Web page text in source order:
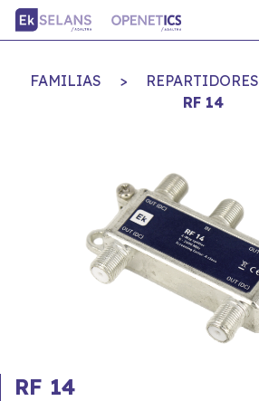
FAMILIAS > REPARTIDORES
RF 14
RF 14